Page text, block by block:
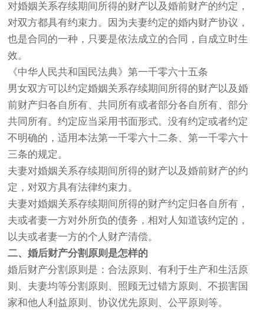
对婚姻关系存续期间所得的财产以及婚前财产的约定，
对双方都具有约束力。因为夫妻约定的婚内财产协议，
也是合同的一种，只要是依法成立的合同，自成立时生
效。
《中华人民共和国民法典》第一千零六十五条
男女双方可以约定婚姻关系存续期间所得的财产以及婚
前财产归各自所有、共同所有或者部分各自所有、部分
共同所有。约定应当采用书面形式。没有约定或者约定
不明确的，适用本法第一千零六十二条、第一千零六十
三条的规定。
夫妻对婚姻关系存续期间所得的财产以及婚前财产的约
定，对双方具有法律约束力。
夫妻对婚姻关系存续期间所得的财产约定归各自所有，
夫或者妻一方对外所负的债务，相对人知道该约定的，
以夫或者妻一方的个人财产清偿。
二、婚后财产分割原则是怎样的
婚后财产分割原则是：合法原则、有利于生产和生活原
则、夫妻均等分割原则、照顾无过错方原则、不损害国
家和他人利益原则、协议优先原则、公平原则等。